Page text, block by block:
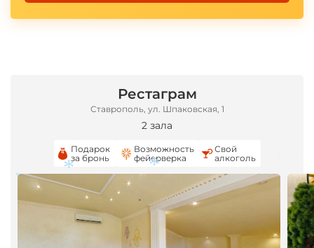
Рестаграм
Ставрополь, ул. Шпаковская, 1
2 зала
Подарок
за бронь
Возможность
фейерверка
Свой
алкоголь
* *